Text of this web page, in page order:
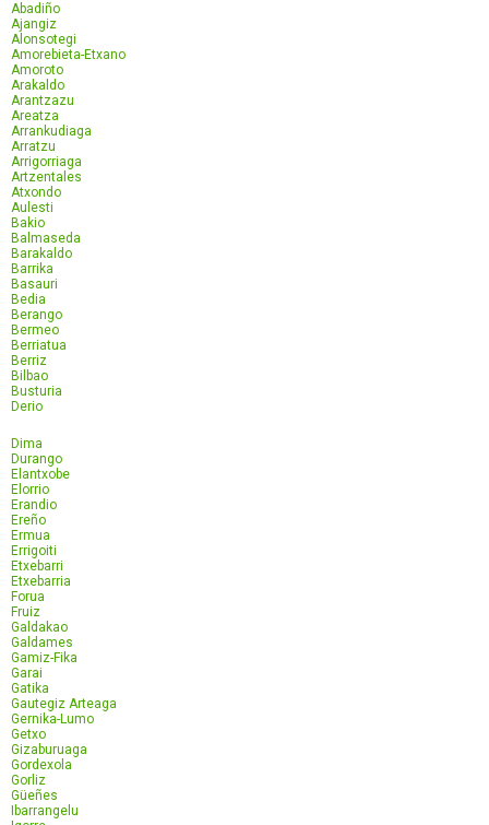
Abadiño
Ajangiz
Alonsotegi
Amorebieta-Etxano
Amoroto
Arakaldo
Arantzazu
Areatza
Arrankudiaga
Arratzu
Arrigorriaga
Artzentales
Atxondo
Aulesti
Bakio
Balmaseda
Barakaldo
Barrika
Basauri
Bedia
Berango
Bermeo
Berriatua
Berriz
Bilbao
Busturia
Derio
Dima
Durango
Elantxobe
Elorrio
Erandio
Ereño
Ermua
Errigoiti
Etxebarri
Etxebarria
Forua
Fruiz
Galdakao
Galdames
Gamiz-Fika
Garai
Gatika
Gautegiz Arteaga
Gernika-Lumo
Getxo
Gizaburuaga
Gordexola
Gorliz
Güeñes
Ibarrangelu